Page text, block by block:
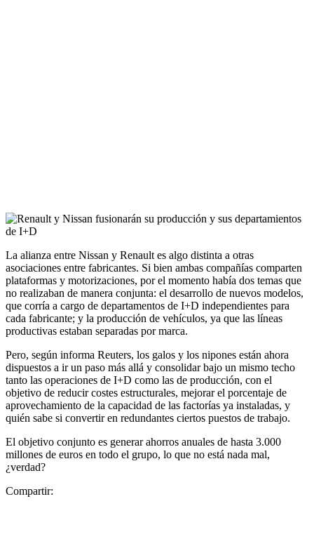
La alianza entre Nissan y Renault es algo distinta a otras
asociaciones entre fabricantes. Si bien ambas compañías comparten
plataformas y motorizaciones, por el momento había dos temas que
no realizaban de manera conjunta: el desarrollo de nuevos modelos,
que corría a cargo de departamentos de I+D independientes para
cada fabricante; y la producción de vehículos, ya que las líneas
productivas estaban separadas por marca.
Pero, según informa Reuters, los galos y los nipones están ahora
dispuestos a ir un paso más allá y consolidar bajo un mismo techo
tanto las operaciones de I+D como las de producción, con el
objetivo de reducir costes estructurales, mejorar el porcentaje de
aprovechamiento de la capacidad de las factorías ya instaladas, y
quién sabe si convertir en redundantes ciertos puestos de trabajo.
El objetivo conjunto es generar ahorros anuales de hasta 3.000
millones de euros en todo el grupo, lo que no está nada mal,
¿verdad?
Compartir: